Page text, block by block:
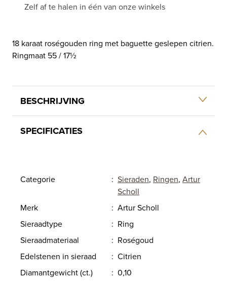
Zelf af te halen in één van onze winkels
18 karaat roségouden ring met baguette geslepen citrien.
Ringmaat 55 / 17½
BESCHRIJVING
SPECIFICATIES
Categorie : Sieraden, Ringen, Artur
Scholl
Merk
: Artur Scholl
Sieraadtype
: Ring
Sieraadmateriaal
: Roségoud
Edelstenen in sieraad
: Citrien
Diamantgewicht (ct.)
: 0,10